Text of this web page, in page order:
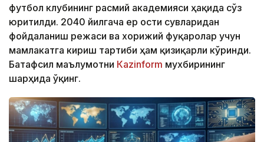
футбол клубининг расмий академияси ҳақида сўз
юритилди. 2040 йилгача ер ости сувларидан
фойдаланиш режаси ва хорижий фуқаролар учун
мамлакатга кириш тартиби ҳам қизиқарли кўринди.
Батафсил маълумотни Кazinform мухбирининг
шарҳида ўқинг.